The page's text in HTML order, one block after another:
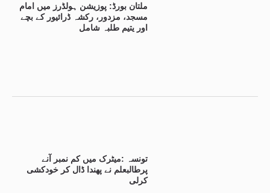
ملتان بورڈ: پوزیشن ہولڈرز میں امام
مسجد، مزدور، رکشہ ڈرائیور کے بچے
اور یتیم طلبہ شامل
تونسہ :میٹرک میں کم نمبر آنے
پرطالبعلم نے پھندا ڈال کر خودکشی
کرلی